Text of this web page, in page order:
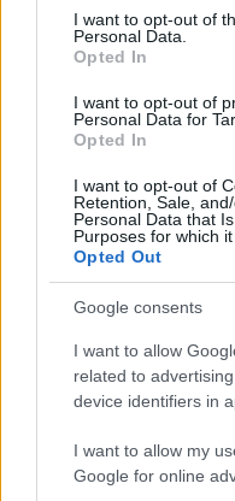
consent section.
I want to opt-out of
Personal Data.
Opted In
I want to opt-out of
Personal Data for
Opted In
I want to opt-out of
Retention, Sale,
Personal Data that
Purposes for which it
Opted Out
Google consents
I want to allow
related to
device identifiers in
I want to allow my
Google for online
Londonban
kiemelte, hogy az
Grönland
diplomáciai
nem számol
kockázatainak
Az osztályzati
futamú
illetve helyi
nem fedezett